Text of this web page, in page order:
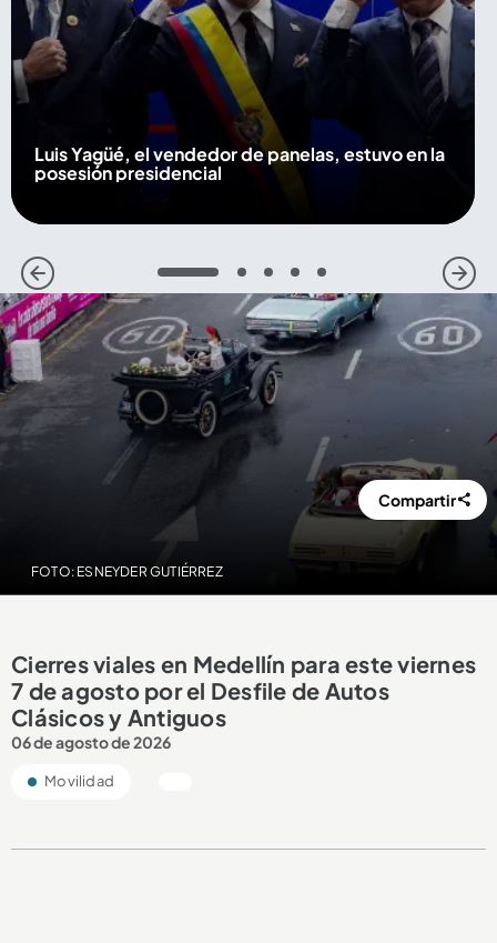
Luis Yagüé, el vendedor de panelas, estuvo en la
posesión presidencial
1 2 3 4 5
FOTO: ESNEYDER GUTIÉRREZ
Compartir
Cierres viales en Medellín para este viernes
7 de agosto por el Desfile de Autos
Clásicos y Antiguos
06 de agosto de 2026
Movilidad